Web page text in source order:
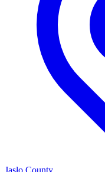
Jasło County